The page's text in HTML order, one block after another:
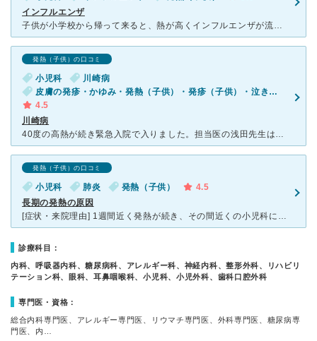
インフルエンザ
子供が小学校から帰って来ると、熱が高くインフルエンザが流行っていたこともあり 病院を受診しようと思いましたが、木曜日（三重県津市ですが、この地域では木曜日休診の病院が多い）でかかり付けの病院はお休み
発熱（子供）の口コミ
小児科
川崎病
皮膚の発疹・かゆみ・発熱（子供）・発疹（子供）・泣きやまない（子供）
4.5
川崎病
40度の高熱が続き緊急入院で入りました。担当医の浅田先生はとても丁寧で注射なども上手で信頼できました。 大部屋でしたが子供が泣きわめき、夜中の点滴でも１０、２０分置きに泣いてしまい外にも出られず小学
発熱（子供）の口コミ
小児科 肺炎 発熱（子供）
4.5
長期の発熱の原因
[症状・来院理由] 1週間近く発熱が続き、その間近くの小児科に通院していたのですが治らず‥。子供の苦しそうな顔にただお医者さんを信じて薬を飲みましたが駄目でした。1週間熱がひかないので三重病院の紹介
診療科目：
内科、呼吸器内科、糖尿病科、アレルギー科、神経内科、整形外科、リハビリ
テーション科、眼科、耳鼻咽喉科、小児科、小児外科、歯科口腔外科
専門医・資格：
総合内科専門医、アレルギー専門医、リウマチ専門医、外科専門医、糖尿病専
門医、内…